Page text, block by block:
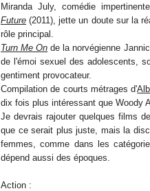
Miranda July, comédie
Future (2011), jette un doute sur la
rôle principal.
Turn Me On de la norvégienne
de l'émoi sexuel des adolescents,
gentiment provocateur.
Compilation de courts métrages d'
dix fois plus intéressant que Woody
Je devrais rajouter quelques films
que ce serait plus juste, mais la
femmes, comme dans les
dépend aussi des époques.
Action :